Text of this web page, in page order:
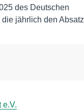
des Deutschen
jährlich den Absatz
e.V.